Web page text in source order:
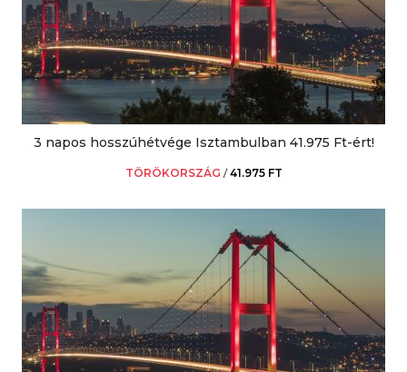
3 napos hosszúhétvége Isztambulban 41.975 Ft-ért!
TÖRÖKORSZÁG /41.975 FT